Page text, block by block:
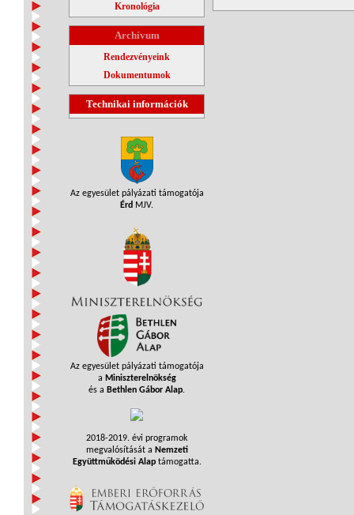
Kronológia
Archívum
Rendezvényeink
Dokumentumok
Technikai információk
Az egyesület pályázati támogatója
Érd MJV.
Az egyesület pályázati támogatója
a Miniszterelnökség
és a Bethlen Gábor Alap.
2018-2019. évi programok
megvalósítását a Nemzeti
Együttműködési Alaptámogatta.